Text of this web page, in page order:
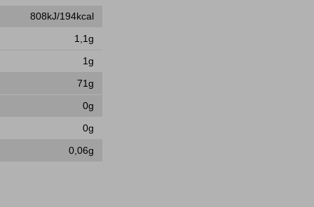
808kJ/194kcal
1,1g
1g
71g
0g
0g
0,06g
ενδέχεται να μην λειτουργούν σωστά.
μπορεί να χρησιμοποιηθούν από τους ανωτέρω
λειτουργούν αναγνωρίζοντας με μοναδικό τρόπο
να βελτιώσουμε την απόδοσή του. Μας βοηθούν